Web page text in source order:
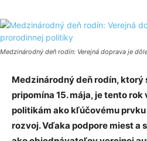
Medzinárodný deň rodín: Verejná doprava je
Medzinárodný deň rodín, ktorý
pripomína 15. mája, je tento
politikám ako kľúčovému
rozvoj. Vďaka podpore miest a